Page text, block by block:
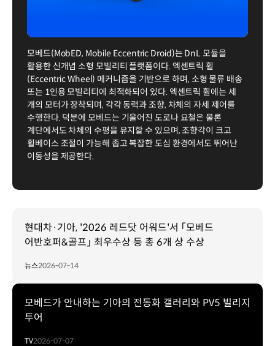
모베드(MobED, Mobile Eccentric Droid)는 DnL 모듈을
활용한 신개념 소형 모빌리티 플랫폼이다. 엑센트릭 휠
(Eccentric Wheel) 메커니즘을 기반으로 하며, 소형 물류 배송
또는 1인용 모빌리티에 최적화되어 있다. 엑센트릭 휠에는 세
개의 모터가 장착되며, 각각 동력과 조향, 차체의 자세 제어를
수행한다. 덕분에 모베드는 기울어진 도로나 요철은 물론
계단에서도 차체의 수평을 유지할 수 있으며, 조향각이 크고
휠베이스 조절이 가능해 좁고 복잡한 도심 환경에서도 뛰어난
이동성을 제공한다.
현대차·기아, '2026 레드닷 어워드'서 「모베드
어반호퍼&골프」 최우수상 등 총 6개 상 수상
뉴스2026-07-14
모베드가 안내하는 기아의 전동화 갤러리와 PV5 빌리지
투어
TV2026-07-07